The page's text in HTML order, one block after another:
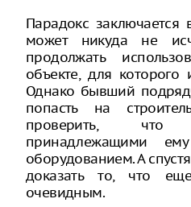
Парадокс
может никуда не
продолжать
объекте, для
Однако бывший
попасть на
проверить,
принадлежащими
оборудованием. А
доказать то, что
очевидным.